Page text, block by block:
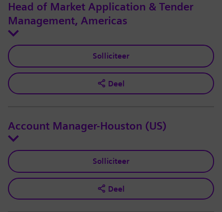
Head of Market Application & Tender
Management, Americas
Solliciteer
Deel
Account Manager-Houston (US)
Solliciteer
Deel